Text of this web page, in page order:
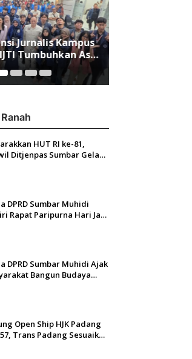
Jurnalis Kampus
Tumbuhkan Asa
Muda di Era
Ranah
HUT RI ke-81,
Ditjenpas Sumbar Gelar
DPRD Sumbar Muhidi
Rapat Paripurna Hari Jadi
DPRD Sumbar Muhidi Ajak
Bangun Budaya
Open Ship HJK Padang
Trans Padang Sesuaikan